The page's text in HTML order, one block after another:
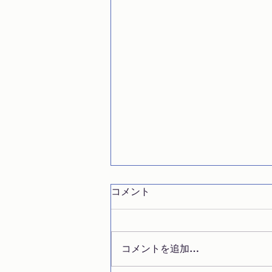
コメント
コメントを追加…